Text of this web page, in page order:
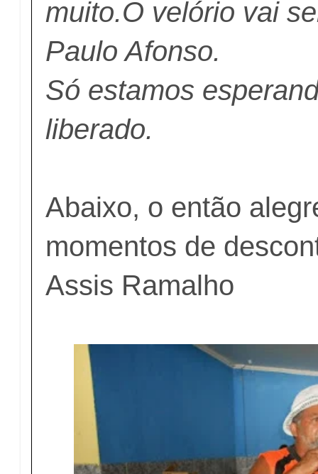
muito.O velório vai
Paulo Afonso.
Só estamos
liberado.
Abaixo, o então
momentos de
Assis Ramalho